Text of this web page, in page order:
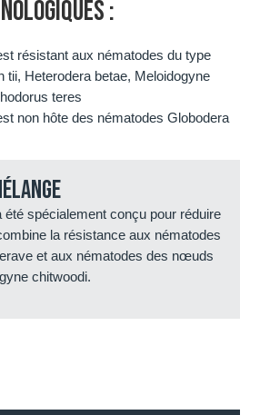
:
résistant aux nématodes du type
tii, Heterodera betae, Meloidogyne
teres
non hôte des nématodes Globodera
été spécialement conçu pour réduire
la résistance aux nématodes
et aux nématodes des nœuds
chitwoodi.